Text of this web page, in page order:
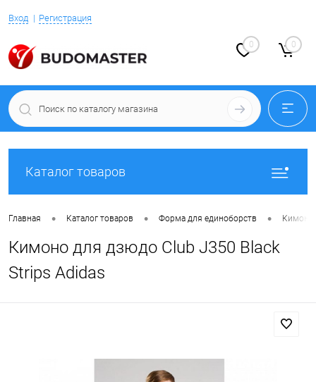
Вход Регистрация
0 0
Каталог товаров
Главная • Каталог товаров • Форма для единоборств • Кимоно
Кимоно для дзюдо Club J350 Black
Strips Adidas